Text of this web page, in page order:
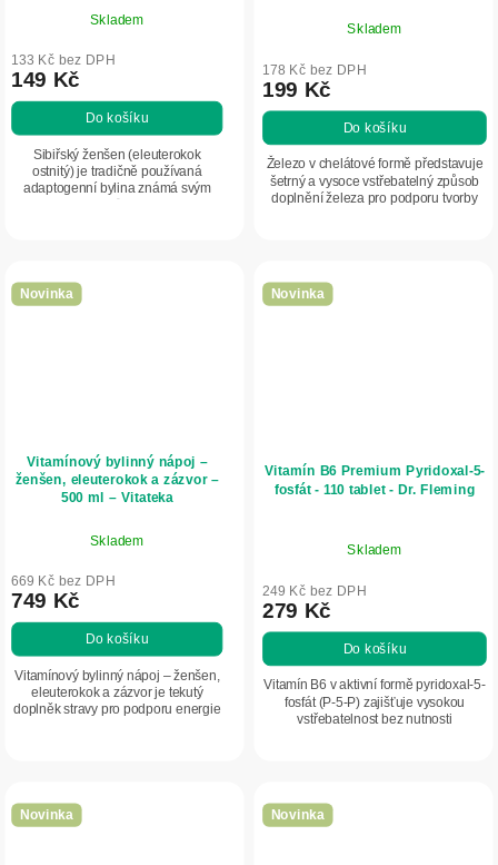
Skladem
133 Kč bez DPH
149 Kč
Do košíku
Sibiřský ženšen (eleuterokok
ostnitý) je tradičně používaná
adaptogenní bylina známá svým
Skladem
178 Kč bez DPH
199 Kč
Do košíku
Železo v chelátové formě představuje
šetrný a vysoce vstřebatelný způsob
doplnění železa pro podporu tvorby
Novinka
Vitamínový bylinný nápoj –
ženšen, eleuterokok a zázvor –
500 ml – Vitateka
Skladem
669 Kč bez DPH
749 Kč
Do košíku
Vitamínový bylinný nápoj – ženšen,
eleuterokok a zázvor je tekutý
doplněk stravy pro podporu energie
Novinka
Vitamín B6 Premium Pyridoxal-5-
fosfát - 110 tablet - Dr. Fleming
Skladem
249 Kč bez DPH
279 Kč
Do košíku
Vitamín B6 v aktivní formě pyridoxal-5-
fosfát (P-5-P) zajišťuje vysokou
vstřebatelnost bez nutnosti
Novinka Novinka